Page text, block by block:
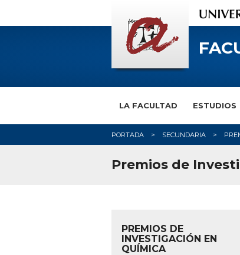
LA FACULTAD ESTUDIOS
PORTADA SECUNDARIA
Premios de
PREMIOS DE
INVESTIGACIÓN EN
QUÍMICA